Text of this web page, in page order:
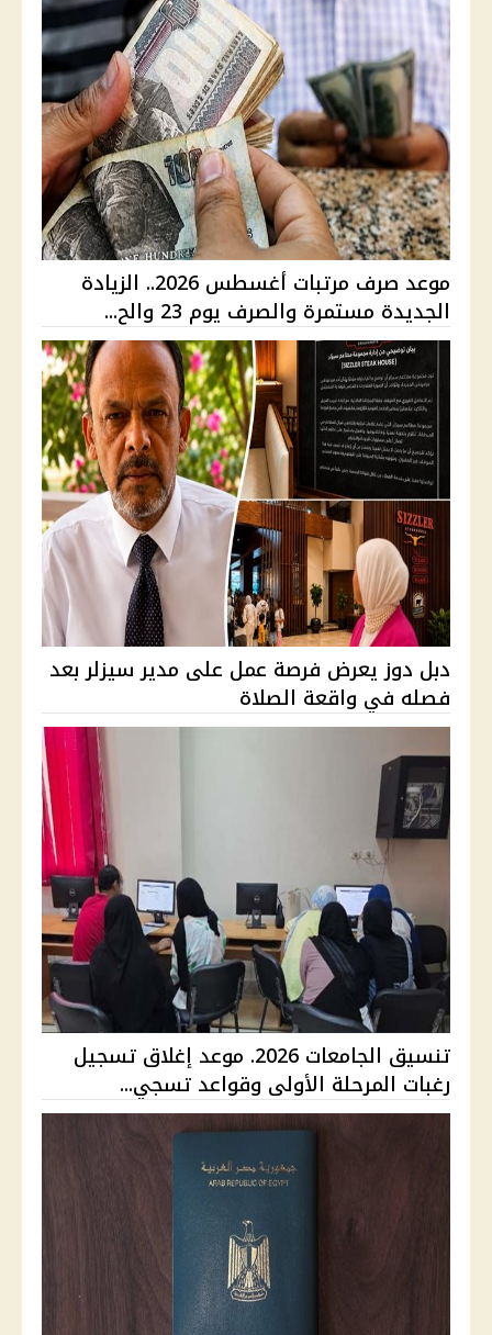
موعد صرف مرتبات أغسطس 2026.. الزيادة
الجديدة مستمرة والصرف يوم 23 والح...
دبل دوز يعرض فرصة عمل على مدير سيزلر بعد
فصله في واقعة الصلاة
تنسيق الجامعات 2026. موعد إغلاق تسجيل
رغبات المرحلة الأولى وقواعد تسجي...